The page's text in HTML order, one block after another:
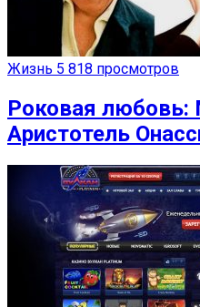
Жизнь 5 818 просмотров
Роковая любовь:
Аристотель